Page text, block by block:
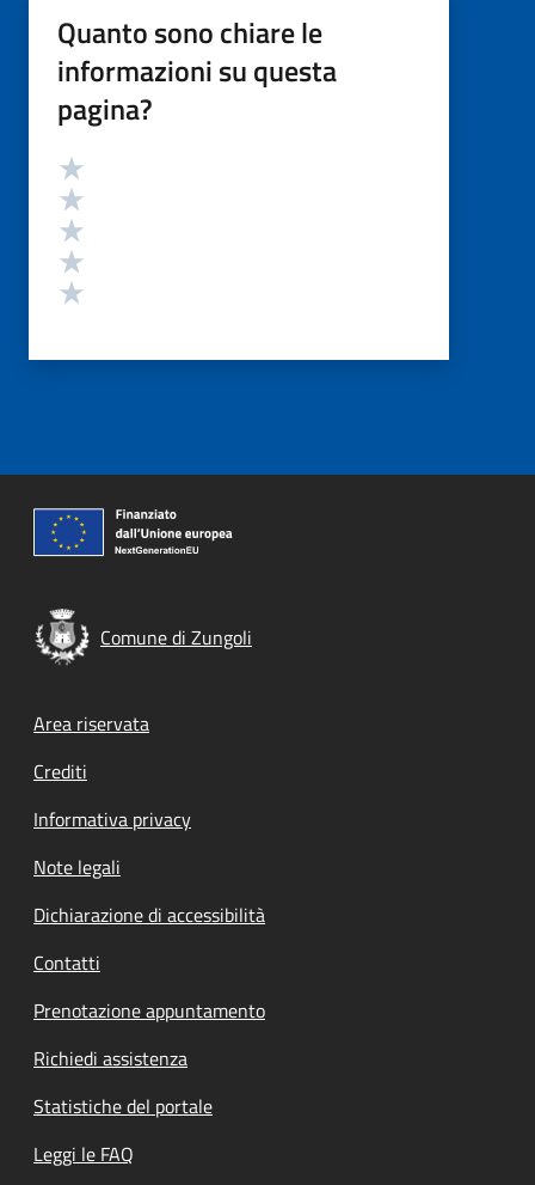
Quanto sono chiare le
informazioni su questa
pagina?
Valutazione
Comune di Zungoli
Footer menu
Area riservata
Crediti
Informativa privacy
Note legali
Dichiarazione di accessibilità
Contatti
Prenotazione appuntamento
Richiedi assistenza
Statistiche del portale
Leggi le FAQ